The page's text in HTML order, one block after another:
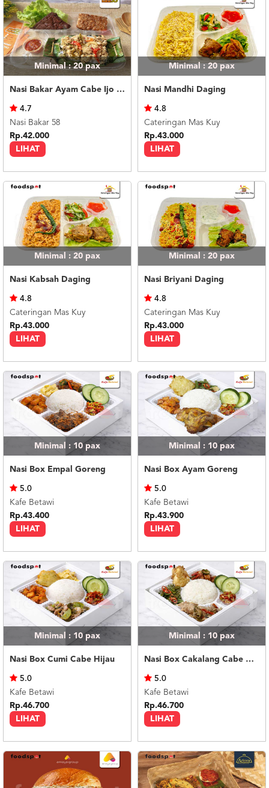
Minimal : 20pax
Nasi Bakar Ayam Cabe Ijo + Tahu Tempe
LIHAT
4.7
Nasi Bakar 58
Rp.42.000
Minimal : 20pax
Nasi Mandhi Daging
LIHAT
4.8
Cateringan Mas Kuy
Rp.43.000
Minimal : 20 pax
Nasi Kabsah Daging
LIHAT
4.8
Cateringan Mas Kuy
Rp.43.000
Minimal : 20 pax
Nasi Briyani Daging
LIHAT
4.8
Cateringan Mas Kuy
Rp.43.000
Minimal : 10 pax
Nasi Box Empal Goreng
LIHAT
5.0
Kafe Betawi
Rp.43.400
Minimal : 10pax
Nasi Box Ayam Goreng
LIHAT
5.0
Kafe Betawi
Rp.43.900
Minimal : 10pax
Nasi Box Cumi Cabe Hijau
LIHAT
5.0
Kafe Betawi
Rp.46.700
Minimal : 10pax
Nasi Box Cakalang Cabe Hijau
LIHAT
5.0
Kafe Betawi
Rp.46.700